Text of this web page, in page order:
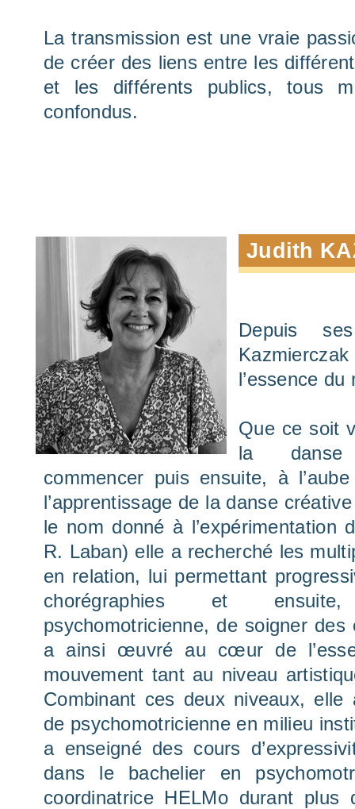
La transmission est une vraie
de créer des liens entre les
et les différents publics, tous
confondus.
Judith
Depuis
l’essence
Que ce soit
la danse
commencer puis ensuite, à
l’apprentissage de la danse
le nom donné à l’expérimentation
R. Laban) elle a recherché les
en relation, lui permettant
chorégraphies et
psychomotricienne, de soigner
a ainsi œuvré au cœur de
mouvement tant au niveau
Combinant ces deux niveaux,
de psychomotricienne en milieu
a enseigné des cours
dans le bachelier en
coordinatrice HELMo durant